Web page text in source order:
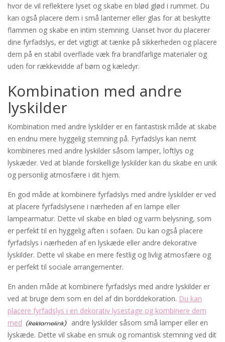
hvor de vil reflektere lyset og skabe en blød glød i rummet. Du
kan også placere dem i små lanterner eller glas for at beskytte
flammen og skabe en intim stemning. Uanset hvor du placerer
dine fyrfadslys, er det vigtigt at tænke på sikkerheden og placere
dem på en stabil overflade væk fra brandfarlige materialer og
uden for rækkevidde af børn og kæledyr.
Kombination med andre
lyskilder
Kombination med andre lyskilder er en fantastisk måde at skabe
en endnu mere hyggelig stemning på. Fyrfadslys kan nemt
kombineres med andre lyskilder såsom lamper, loftlys og
lyskæder. Ved at blande forskellige lyskilder kan du skabe en unik
og personlig atmosfære i dit hjem.
En god måde at kombinere fyrfadslys med andre lyskilder er ved
at placere fyrfadslysene i nærheden af en lampe eller
lampearmatur. Dette vil skabe en blød og varm belysning, som
er perfekt til en hyggelig aften i sofaen. Du kan også placere
fyrfadslys i nærheden af en lyskæde eller andre dekorative
lyskilder. Dette vil skabe en mere festlig og livlig atmosfære og
er perfekt til sociale arrangementer.
En anden måde at kombinere fyrfadslys med andre lyskilder er
ved at bruge dem som en del af din borddekoration. Du kan
placere fyrfadslys i en dekorativ lysestage og kombinere dem
med
andre lyskilder såsom små lamper eller en
lyskæde. Dette vil skabe en smuk og romantisk stemning ved dit